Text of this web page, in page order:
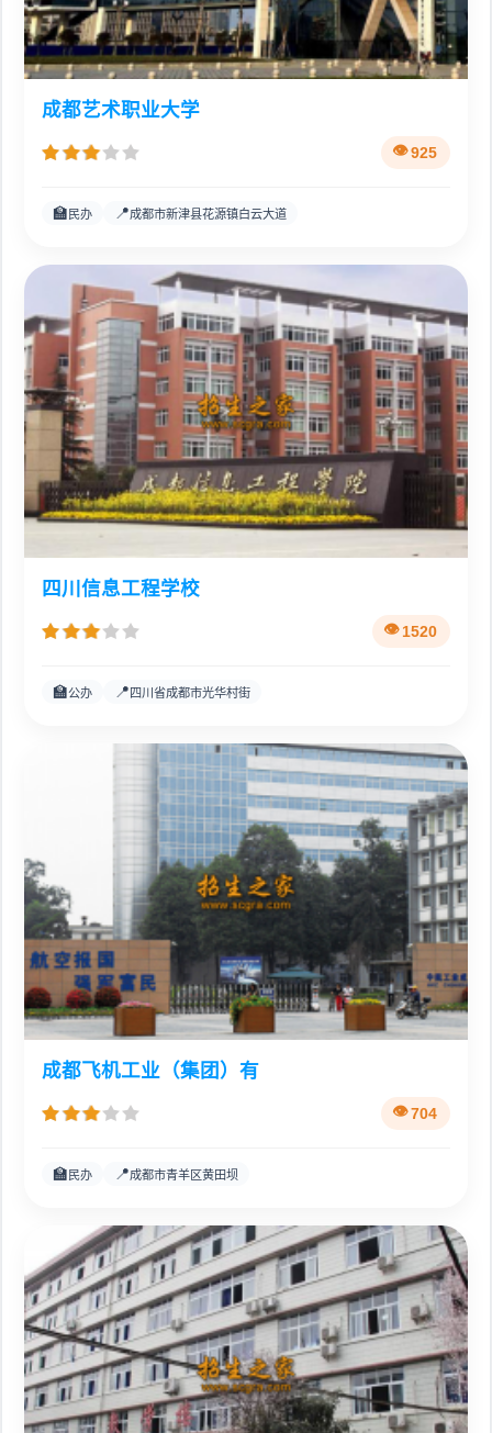
成都艺术职业大学
925
🏫 民办 📍成都市新津县花源镇白云大道
四川信息工程学校
1520
🏫公办 📍 四川省成都市光华村街
成都飞机工业（集团）有
704
🏫 民办 📍成都市青羊区黄田坝